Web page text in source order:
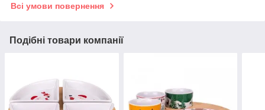
Всі умови повернення
Подібні товари компанії